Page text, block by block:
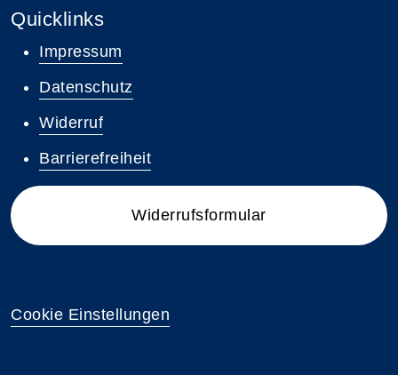
Quicklinks
Impressum
Datenschutz
Widerruf
Barrierefreiheit
Widerrufsformular
Cookie Einstellungen